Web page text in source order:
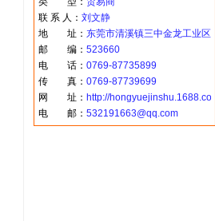
联 系 人： 刘文静
地 址： 东莞市清溪镇三中金龙工业区
邮 编： 523660
电 话： 0769-87735899
传 真： 0769-87739699
网 址： http://hongyuejinshu.1688.com
电 邮： 532191663@qq.com